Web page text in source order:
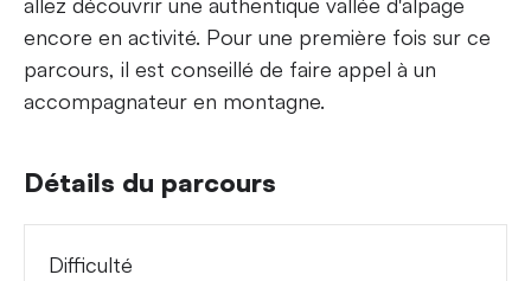
encore en activité. Pour une première fois sur ce
parcours, il est conseillé de faire appel à un
accompagnateur en montagne.
Détails du parcours
Difficulté